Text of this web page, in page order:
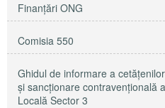
Finanțări ONG
Comisia 550
Ghidul de informare a
și sancționare contravențională
Locală Sector 3